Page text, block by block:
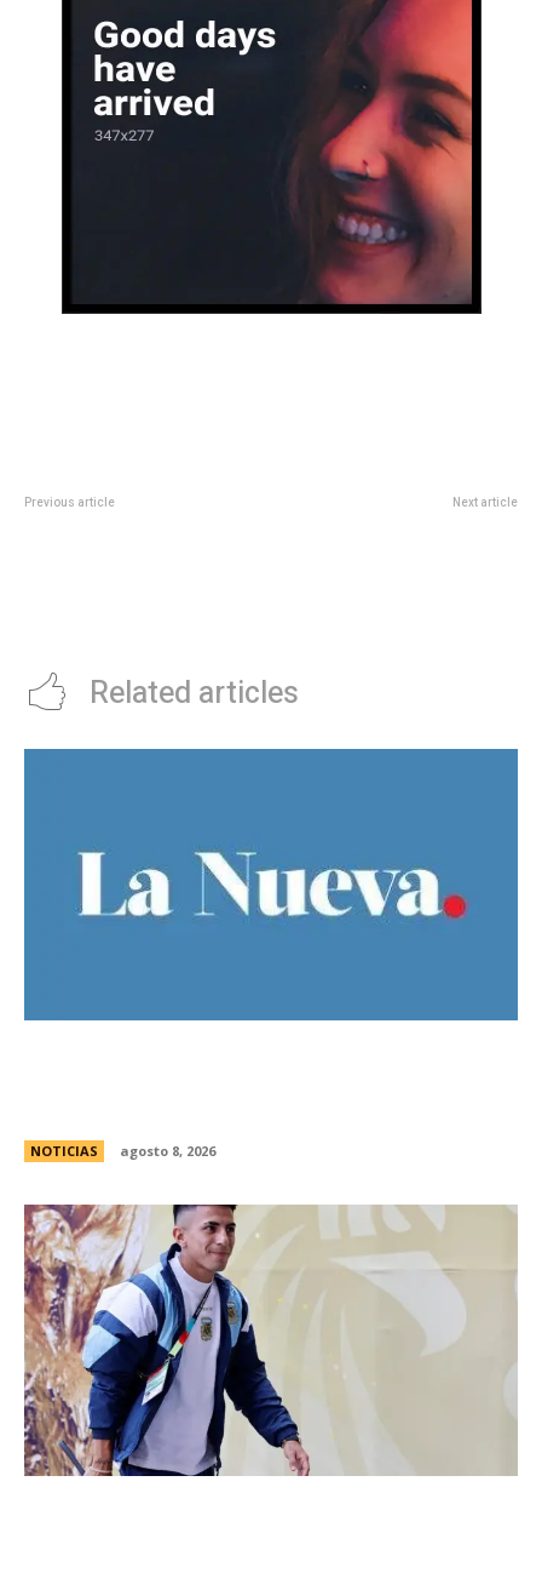
Previous article Next article
Related articles
NOTICIAS agosto 8, 2026